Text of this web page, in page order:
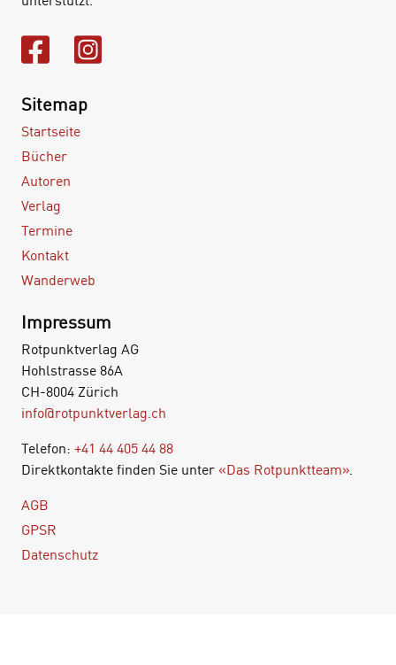
Sitemap
Startseite
Bücher
Autoren
Verlag
Termine
Kontakt
Wanderweb
Impressum
Rotpunktverlag AG
Hohlstrasse 86A
CH-8004 Zürich
info@rotpunktverlag.ch
Telefon: +41 44 405 44 88
Direktkontakte finden Sie unter «Das Rotpunktteam».
AGB
GPSR
Datenschutz